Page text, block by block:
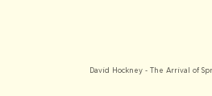
David Hockney - The Arrival of